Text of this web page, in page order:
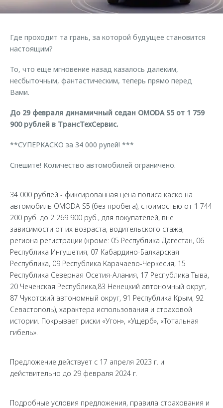
Страхование
Аксессуары
Оригинальные аксессуары
Запчасти
Трейд-ин
Калькулятор трейд-ин
Клиентская поддержка
Клуб владельцев OMODA
Аксессуары
Оригинальные аксессуары
Запчасти
Обратная связь
Где проходит та грань, за которой будущее становится
настоящим?
То, что еще мгновение назад казалось далеким,
несбыточным, фантастическим, теперь прямо перед
Вами.
До 29 февраля динамичный седан OMODA S5 от 1 759
900 рублей в ТрансТехСервис.
**СУПЕРКАСКО за 34 000 рулей! ***
Спешите! Количество автомобилей ограничено.
34 000 рублей - фиксированная цена полиса каско на
автомобиль OMODA S5 (без пробега), стоимостью от 1 744
200 руб. до 2 269 900 руб., для покупателей, вне
зависимости от их возраста, водительского стажа,
региона регистрации (кроме: 05 Республика Дагестан, 06
Республика Ингушетия, 07 Кабардино-Балкарская
Республика, 09 Республика Карачаево-Черкесия, 15
Республика Северная Осетия-Алания, 17 Республика Тыва,
20 Чеченская Республика,83 Ненецкий автономный округ,
87 Чукотский автономный округ, 91 Республика Крым, 92
Севастополь), характера использования и страховой
истории. Покрывает риски «Угон», «Ущерб», «Тотальная
гибель».
Предложение действует с 17 апреля 2023 г. и
действительно до 29 февраля 2024 г.
Подробные условия предложения, правила страхования и